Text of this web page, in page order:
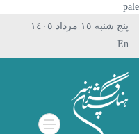
پنج شنبه ١٥ مرداد ١٤٠٥
En